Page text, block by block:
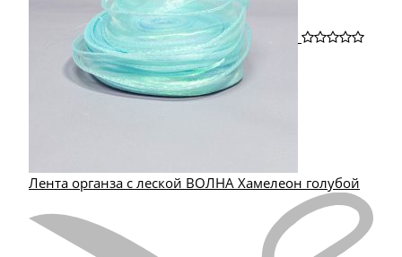
Лента органза с леской ВОЛНА Хамелеон голубой